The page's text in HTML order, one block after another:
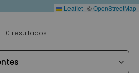
Leaflet | ©OpenStreetMap
0 resultados